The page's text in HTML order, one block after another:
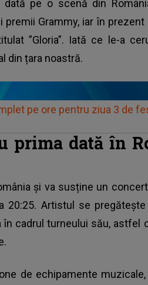
pe o scenă din
premii Grammy, iar în
”Gloria”. Iată ce le-a
din țara noastră.
pe ore pentru ziua 3 de
prima dată în
și va susține un
20:25. Artistul se
cadrul turneului său, astfel
de echipamente